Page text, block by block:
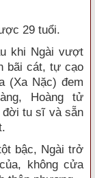
29 tuổi.
khi Ngài vượt
bãi cát, tự cạo
(Xa Nặc) đem
Hoàng tử
đời tu sĩ và sẵn
bậc, Ngài trở
không cửa